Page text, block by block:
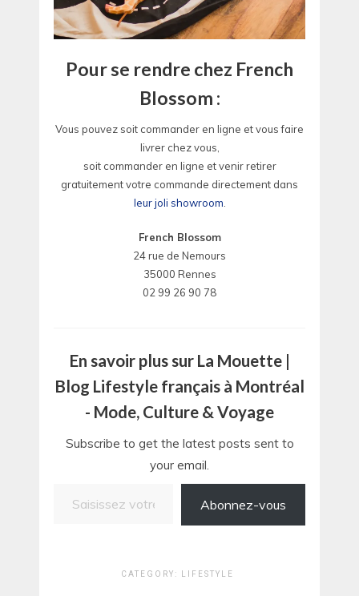
Pour se rendre chez French
Blossom :
Vous pouvez soit commander en ligne et vous faire
livrer chez vous,
soit commander en ligne et venir retirer
gratuitement votre commande directement dans
leur joli showroom.
French Blossom
24 rue de Nemours
35000 Rennes
02 99 26 90 78
En savoir plus sur La Mouette |
Blog Lifestyle français à Montréal
- Mode, Culture & Voyage
Subscribe to get the latest posts sent to
your email.
Abonnez-vous
CATEGORY: LIFESTYLE